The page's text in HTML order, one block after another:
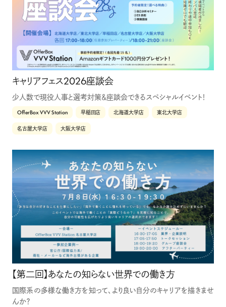
キャリアフェス2026座談会
少人数で現役人事と選考対策＆座談会できるスペシャルイベント！
OfferBox VVV Station 早稲田店 北海道大学店 東北大学店
名古屋大学店 大阪大学店
【第二回】あなたの知らない世界での働き方
国際系の多様な働き方を知って、より良い自分のキャリアを描きませ
んか？